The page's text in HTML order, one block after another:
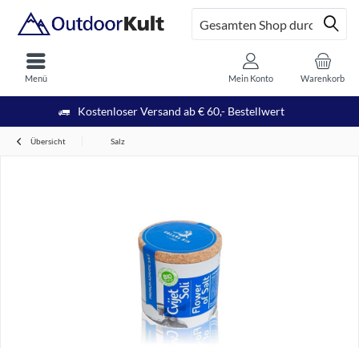
Kostenloser Versand ab € 60,- Bestellwert
Menü Warenkorb
Mein Konto
Übersicht Salz